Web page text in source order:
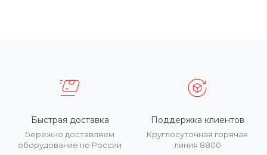
Быстрая доставка
Бережно доставляем
оборудование по России
Поддержка клиентов
Круглосуточная горячая
линия 8800